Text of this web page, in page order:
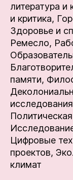
литература и
и критика,
Здоровье и
Ремесло,
памяти,
Цифровые
проектов,
климат